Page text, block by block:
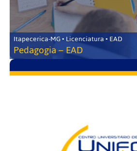
Itapecerica-MG • Licenciatura • EAD
Pedagogia – EAD